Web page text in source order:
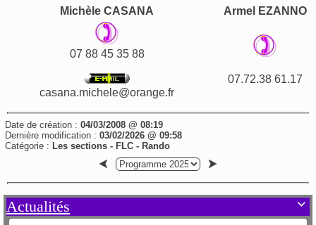
Michèle CASANA Armel EZANNO
07 88 45 35 88
casana.michele@orange.fr
07.72.38 61.17
Date de création : 04/03/2008 @ 08:19
Dernière modification : 03/02/2026 @ 09:58
Catégorie : Les sections - FLC - Rando

Actualités